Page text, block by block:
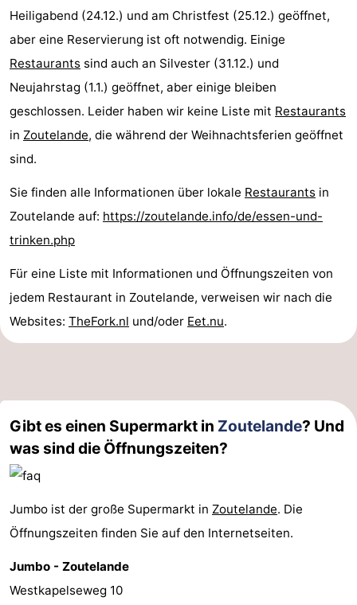
Heiligabend (24.12.) und am Christfest (25.12.) geöffnet,
aber eine Reservierung ist oft notwendig. Einige
Restaurants sind auch an Silvester (31.12.) und
Neujahrstag (1.1.) geöffnet, aber einige bleiben
geschlossen. Leider haben wir keine Liste mit Restaurants
in Zoutelande, die während der Weihnachtsferien geöffnet
sind.
Sie finden alle Informationen über lokale Restaurants in
Zoutelande auf: https://zoutelande.info/de/essen-und-
trinken.php
Für eine Liste mit Informationen und Öffnungszeiten von
jedem Restaurant in Zoutelande, verweisen wir nach die
Websites: TheFork.nl und/oder Eet.nu.
Gibt es einen Supermarkt in Zoutelande? Und
was sind die Öffnungszeiten?
Jumbo ist der große Supermarkt in Zoutelande. Die
Öffnungszeiten finden Sie auf den Internetseiten.
Jumbo - Zoutelande
Westkapelseweg 10